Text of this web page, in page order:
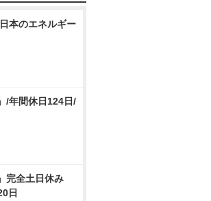
本のエネルギー
/年間休日124日/
完全土日休み
日